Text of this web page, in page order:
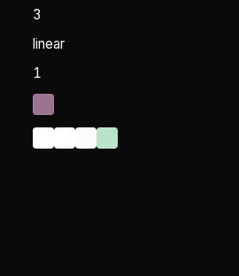
3
linear
1